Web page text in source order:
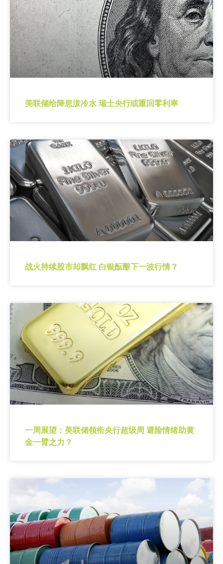
美联储给降息泼冷水 瑞士央行或重回零利率
战火持续股市却飘红 白银酝酿下一波行情？
一周展望：美联储领衔央行超级周 避险情绪助黄
金一臂之力？